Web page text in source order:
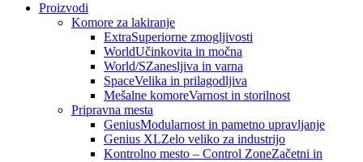
Proizvodi
Komore za lakiranje
ExtraSuperiorne zmogljivosti
WorldUčinkovita in močna
World/SZanesljiva in varna
SpaceVelika in prilagodljiva
Mešalne komoreVarnost in storilnost
Pripravna mesta
GeniusModularnost in pametno upravljanje
Genius XLZelo veliko za industrijo
Kontrolno mesto – Control ZoneZačetni in